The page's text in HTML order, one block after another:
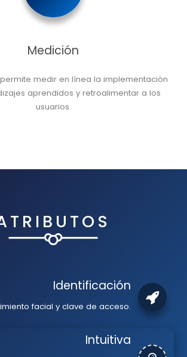
Medición
medir en línea la implementación
aprendidos y retroalimentar a los
usuarios.
Identificación
facial y clave de acceso.
Intuitiva